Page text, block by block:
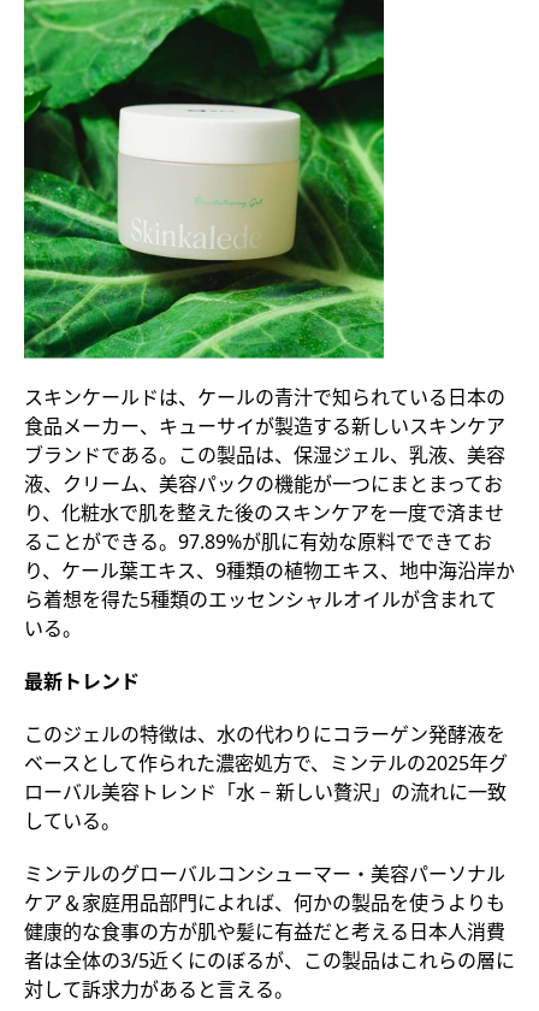
スキンケールドは、ケールの青汁で知られている日本の
食品メーカー、キューサイが製造する新しいスキンケア
ブランドである。この製品は、保湿ジェル、乳液、美容
液、クリーム、美容パックの機能が一つにまとまってお
り、化粧水で肌を整えた後のスキンケアを一度で済ませ
ることができる。97.89%が肌に有効な原料でできてお
り、ケール葉エキス、9種類の植物エキス、地中海沿岸か
ら着想を得た5種類のエッセンシャルオイルが含まれて
いる。
最新トレンド
このジェルの特徴は、水の代わりにコラーゲン発酵液を
ベースとして作られた濃密処方で、ミンテルの2025年グ
ローバル美容トレンド「水 − 新しい贅沢」の流れに一致
している。
ミンテルのグローバルコンシューマー・美容パーソナル
ケア＆家庭用品部門によれば、何かの製品を使うよりも
健康的な食事の方が肌や髪に有益だと考える日本人消費
者は全体の3/5近くにのぼるが、この製品はこれらの層に
対して訴求力があると言える。